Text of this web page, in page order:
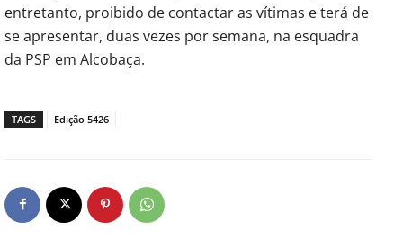
entretanto, proibido de contactar as vítimas e terá de
se apresentar, duas vezes por semana, na esquadra
da PSP em Alcobaça.
TAGS Edição 5426